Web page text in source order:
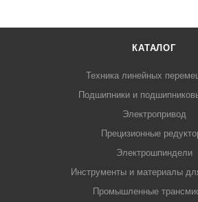
КАТАЛОГ
Техника линейных
Подшипники и
Электропривод
Прецизионные
Электрошпиндели
Инструменты и материалы
Промышленные